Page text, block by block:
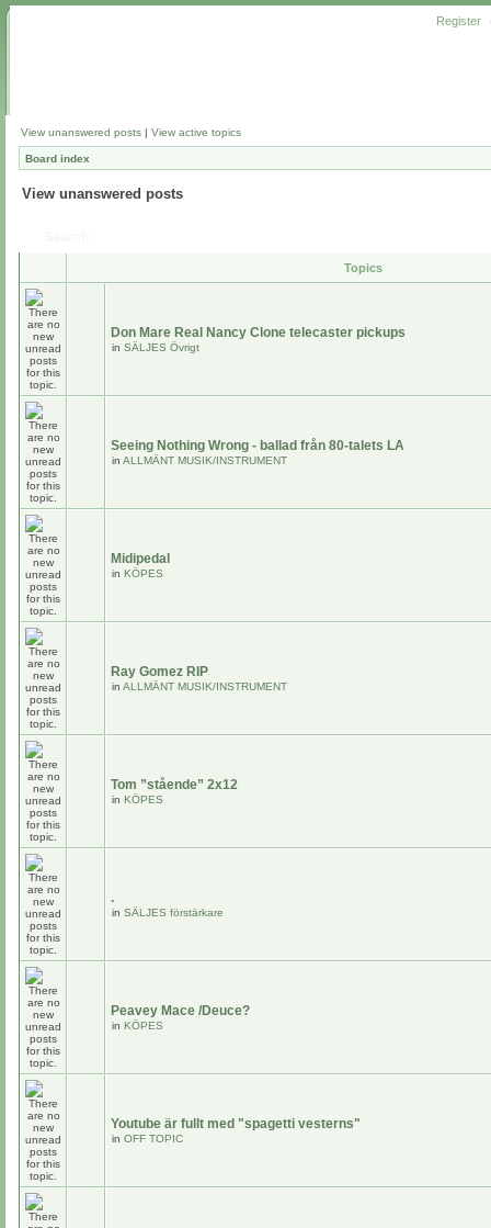
Register
View unanswered posts | View active topics
Board index
View unanswered posts
Topics
Don Mare Real Nancy Clone telecaster pickups
in SÄLJES Övrigt
Seeing Nothing Wrong - ballad från 80-talets LA
in ALLMÄNT MUSIK/INSTRUMENT
Midipedal
in KÖPES
Ray Gomez RIP
in ALLMÄNT MUSIK/INSTRUMENT
Tom ”stående” 2x12
in KÖPES
.
in SÄLJES förstärkare
Peavey Mace /Deuce?
in KÖPES
Youtube är fullt med "spagetti vesterns"
in OFF TOPIC